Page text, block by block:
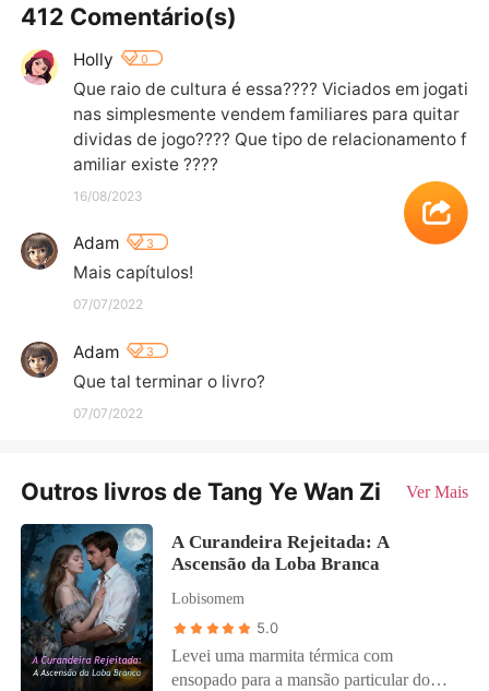
412 Comentário(s)
Holly 0
Que raio de cultura é essa???? Viciados em jogati
nas simplesmente vendem familiares para quitar
dividas de jogo???? Que tipo de relacionamento f
amiliar existe ????
16/08/2023
Adam 3
Mais capítulos!
07/07/2022
Adam 3
Que tal terminar o livro?
07/07/2022
Outros livros de Tang Ye Wan Zi Ver Mais
A Curandeira Rejeitada: A
Ascensão da Loba Branca
Lobisomem
5.0
Levei uma marmita térmica com
ensopado para a mansão particular do